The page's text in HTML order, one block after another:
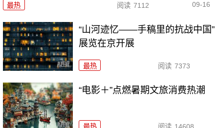
最热 阅读 7112 09-16
“山河迹忆——手稿里的抗战中国”
展览在京开展
最热 阅读 7373
“电影＋”点燃暑期文旅消费热潮
最热 阅读 14608